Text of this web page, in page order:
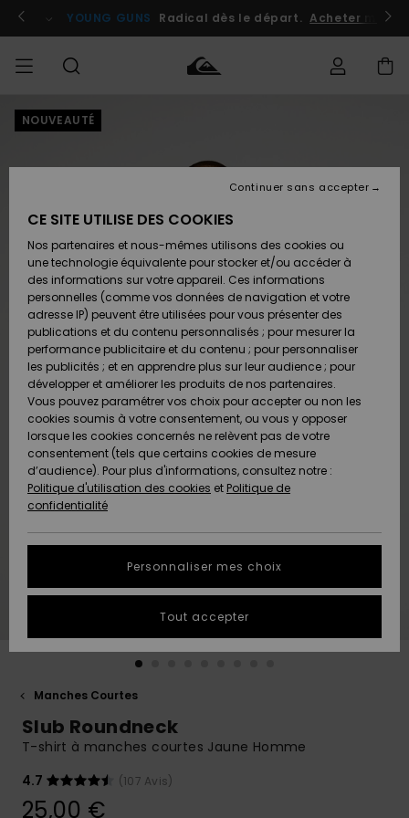
l'information
le
Se connecter / s'inscrire
YOUNG GUNS Radical dès le départ. Acheter
HOMME
Chaussures
& Tongs
Surf
Snow
Nouveautés
A
Découvrir
Chaussures
& Tongs
Surf
Snow
Nouveautés
A
Découvrir
FEMME
A
Découvrir
Snow
SURF
Surf
Shop
Enfant
Highlights
Communauté
SNOW
Snow
Shop
Enfant
Snow
Shop
Femme
A
Découvrir
Communauté
OUTLET
Enfant
Outlet
Femme
AIDE &
CONTACT
Retours
Paiement
Carte
Cadeau
Quiksilver
Freedom
Protection
des
tailles
conversation
obtenir la
plus rapide
à votre
Démarrer
MAGASINS
QUIKSILVER
NOUVEAUTÉ
Manches Courtes
Slub Roundneck
T-shirt à manches courtes Jaune Homme
4.7
(107 Avis)
25,00 €
CE SITE UTILISE DES COOKIES
Nos partenaires et nous-mêmes utilisons des cookies ou
une technologie équivalente pour stocker et/ou accéder à
des informations sur votre appareil. Ces informations
personnelles (comme vos données de navigation et votre
adresse IP) peuvent être utilisées pour vous présenter des
publications et du contenu personnalisés ; pour mesurer la
performance publicitaire et du contenu ; pour personnaliser
les publicités ; et en apprendre plus sur leur audience ; pour
développer et améliorer les produits de nos partenaires.
Vous pouvez paramétrer vos choix pour accepter ou non les
cookies soumis à votre consentement, ou vous y opposer
lorsque les cookies concernés ne relèvent pas de votre
consentement (tels que certains cookies de mesure
d’audience). Pour plus d'informations, consultez notre :
Politique d'utilisation des cookies et Politique de
confidentialité
Personnaliser mes choix
Continuer sans accepter
Tout accepter